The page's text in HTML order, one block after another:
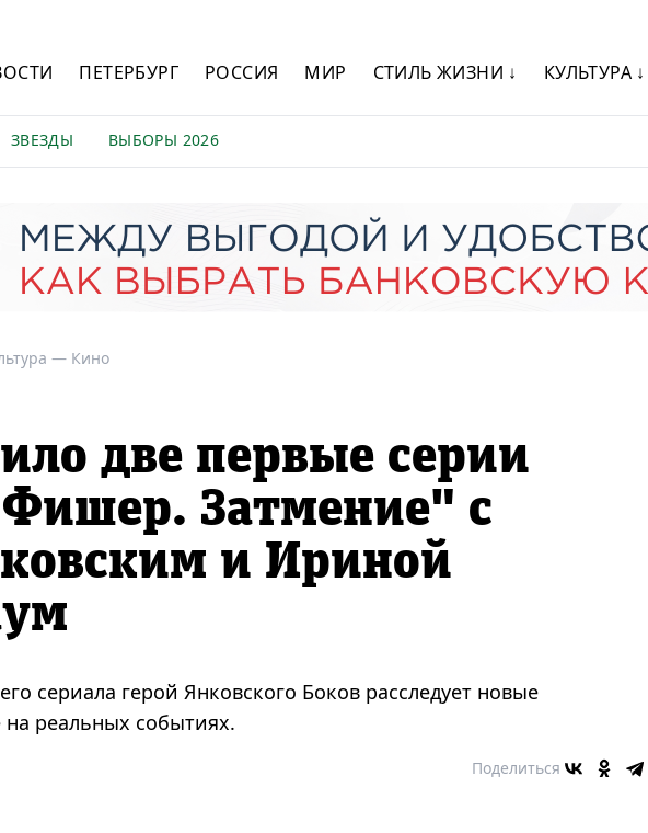
ПЕТЕРБУРГ РОССИЯ МИР СТИЛЬ ЖИЗНИ ↓ КУЛЬТУРА ↓
ЗВЕЗДЫ ВЫБОРЫ 2026
— Кино
две первые серии
Затмение" с
и Ириной
сериала герой Янковского Боков расследует новые
реальных событиях.
Поделиться